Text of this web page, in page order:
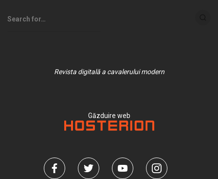
Revista digitală a cavalerului modern
Găzduire web